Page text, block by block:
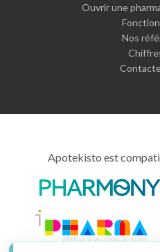
Ouvrir une
Nos
Apotekisto est